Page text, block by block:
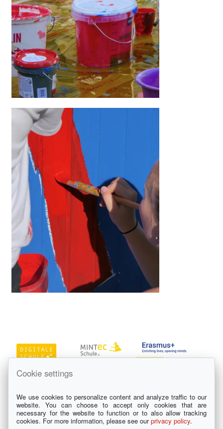
Cookie settings
We use cookies to personalize content and analyze traffic to our
website. You can choose to accept only cookies that are
necessary for the website to function or to also allow tracking
cookies. For more information, please see ourprivacy policy.